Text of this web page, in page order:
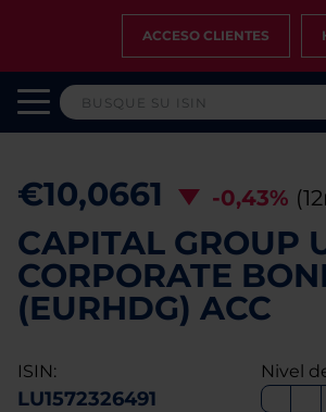
ACCESO CLIENTES
€10,0661 -0,43%
CAPITAL GROUP
CORPORATE
(EURHDG) ACC
ISIN:
LU1572326491
Nivel